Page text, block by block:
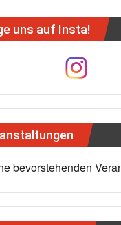
uns auf Insta!
bevorstehenden